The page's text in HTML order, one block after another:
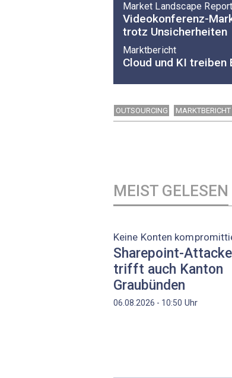
Market Landscape
Videokonferenz-
trotz Unsicherheiten
Marktbericht
Cloud und KI treiben
OUTSOURCING MARKTBERICHT
MEIST GELESEN
Keine Konten
Sharepoint-Attacke
trifft auch Kanton
Graubünden
06.08.2026 - 10:50 Uhr